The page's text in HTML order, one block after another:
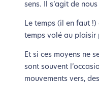
sens. Il s’agit de
Le temps (il en faut
temps volé au plaisir
Et si ces moyens ne
sont souvent
mouvements vers,